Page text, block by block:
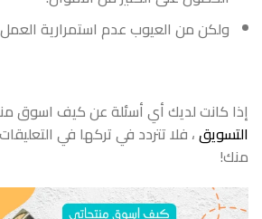
ولكن من العيوب عدم استمرارية
إذا كانت لديك أي أسئلة عن كيف اسوق
التسويق، فلا تتردد في تركها في
منك!